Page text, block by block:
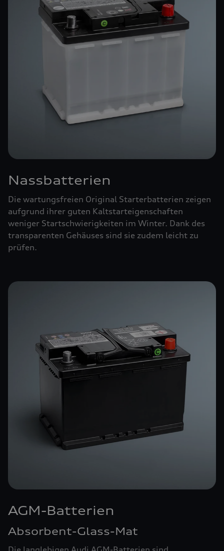
Nassbatterien
Die wartungsfreien Original Starterbatterien zeigen
aufgrund ihrer guten Kaltstarteigenschaften
weniger Startschwierigkeiten im Winter. Dank des
transparenten Gehäuses sind sie zudem leicht zu
prüfen.
AGM-Batterien
Absorbent-Glass-Mat